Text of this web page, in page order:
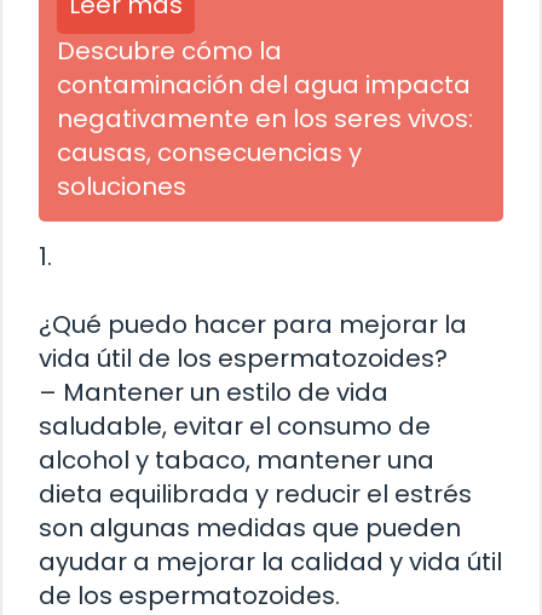
Descubre cómo la
contaminación del agua impacta
negativamente en los seres vivos:
causas, consecuencias y
soluciones
1.
¿Qué puedo hacer para mejorar la
vida útil de los espermatozoides?
– Mantener un estilo de vida
saludable, evitar el consumo de
alcohol y tabaco, mantener una
dieta equilibrada y reducir el estrés
son algunas medidas que pueden
ayudar a mejorar la calidad y vida útil
de los espermatozoides.